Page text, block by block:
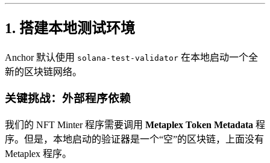
1. 搭建本地测试环境
Anchor 默认使用 solana-test-validator 在本地启动一个全
新的区块链网络。
关键挑战：外部程序依赖
我们的 NFT Minter 程序需要调用 Metaplex Token Metadata 程
序。但是，本地启动的验证器是一个“空”的区块链，上面没有
Metaplex 程序。